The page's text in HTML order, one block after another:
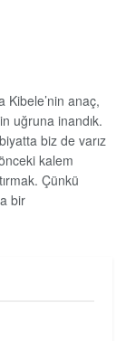
Kibele’nin anaç,
uğruna inandık.
biz de varız
kalem
Çünkü
bir